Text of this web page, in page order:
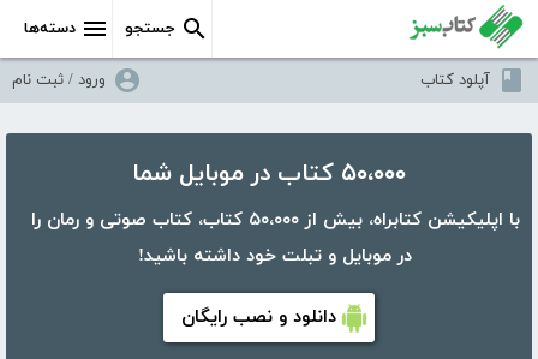
دسته‌ها جستجو
آپلود کتاب ورود / ثبت نام
۵۰،۰۰۰ کتاب در موبایل شما
با اپلیکیشن کتابراه، بیش از ۵۰،۰۰۰ کتاب، کتاب صوتی و رمان را
در موبایل و تبلت خود داشته باشید!
دانلود و نصب رایگان